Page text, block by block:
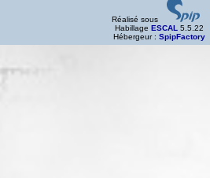
Réalisé sous
Habillage ESCAL 5.5.22
Hébergeur : SpipFactory